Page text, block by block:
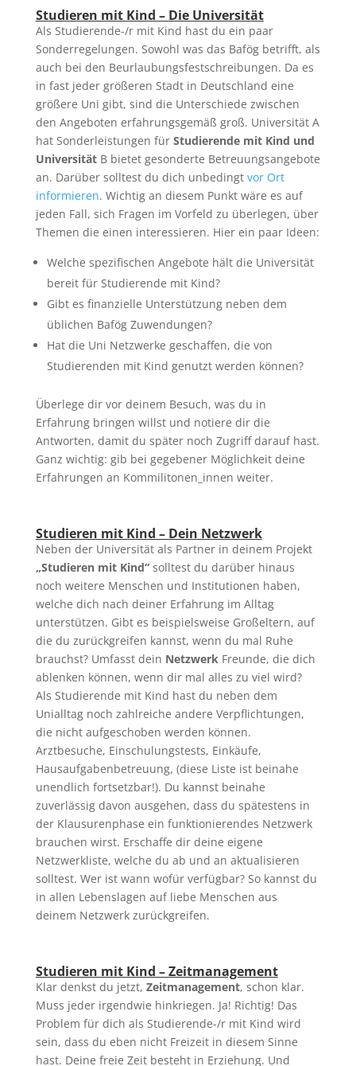
Studieren mit Kind – Die Universität
Als Studierende-/r mit Kind hast du ein paar
Sonderregelungen. Sowohl was das Bafög betrifft, als
auch bei den Beurlaubungsfestschreibungen. Da es
in fast jeder größeren Stadt in Deutschland eine
größere Uni gibt, sind die Unterschiede zwischen
den Angeboten erfahrungsgemäß groß. Universität A
hat Sonderleistungen für Studierende mit Kind und
UniversitätB bietet gesonderte Betreuungsangebote
an. Darüber solltest du dich unbedingt vor Ort
informieren. Wichtig an diesem Punkt wäre es auf
jeden Fall, sich Fragen im Vorfeld zu überlegen, über
Themen die einen interessieren. Hier ein paar Ideen:
Welche spezifischen Angebote hält die Universität
bereit für Studierende mit Kind?
Gibt es finanzielle Unterstützung neben dem
üblichen Bafög Zuwendungen?
Hat die Uni Netzwerke geschaffen, die von
Studierenden mit Kind genutzt werden können?
Überlege dir vor deinem Besuch, was du in
Erfahrung bringen willst und notiere dir die
Antworten, damit du später noch Zugriff darauf hast.
Ganz wichtig: gib bei gegebener Möglichkeit deine
Erfahrungen an Kommilitonen_innen weiter.
Studieren mit Kind – Dein Netzwerk
Neben der Universität als Partner in deinem Projekt
„Studieren mit Kind“solltest du darüber hinaus
noch weitere Menschen und Institutionen haben,
welche dich nach deiner Erfahrung im Alltag
unterstützen. Gibt es beispielsweise Großeltern, auf
die du zurückgreifen kannst, wenn du mal Ruhe
brauchst? Umfasst dein NetzwerkFreunde, die dich
ablenken können, wenn dir mal alles zu viel wird?
Als Studierende mit Kind hast du neben dem
Unialltag noch zahlreiche andere Verpflichtungen,
die nicht aufgeschoben werden können.
Arztbesuche, Einschulungstests, Einkäufe,
Hausaufgabenbetreuung, (diese Liste ist beinahe
unendlich fortsetzbar!). Du kannst beinahe
zuverlässig davon ausgehen, dass du spätestens in
der Klausurenphase ein funktionierendes Netzwerk
brauchen wirst. Erschaffe dir deine eigene
Netzwerkliste, welche du ab und an aktualisieren
solltest. Wer ist wann wofür verfügbar? So kannst du
in allen Lebenslagen auf liebe Menschen aus
deinem Netzwerk zurückgreifen.
Studieren mit Kind – Zeitmanagement
Klar denkst du jetzt, Zeitmanagement, schon klar.
Muss jeder irgendwie hinkriegen. Ja! Richtig! Das
Problem für dich als Studierende-/r mit Kind wird
sein, dass du eben nicht Freizeit in diesem Sinne
hast. Deine freie Zeit besteht in Erziehung. Und